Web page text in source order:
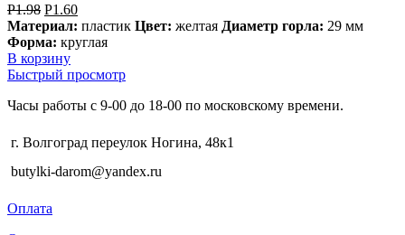
Р1.98 Р1.60
Материал: пластик Цвет: желтая Диаметр горла: 29 мм
Форма: круглая
В корзину
Быстрый просмотр
Часы работы с 9-00 до 18-00 по московскому времени.
г. Волгоград переулок Ногина, 48к1
butylki-darom@yandex.ru
Оплата